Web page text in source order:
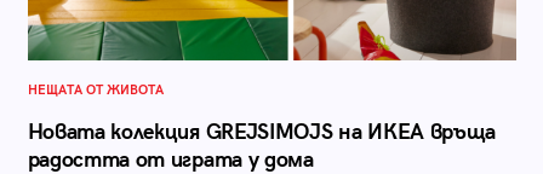
НЕЩАТА ОТ ЖИВОТА
Новата колекция GREJSIMOJS на ИКЕА връща
радостта от играта у дома